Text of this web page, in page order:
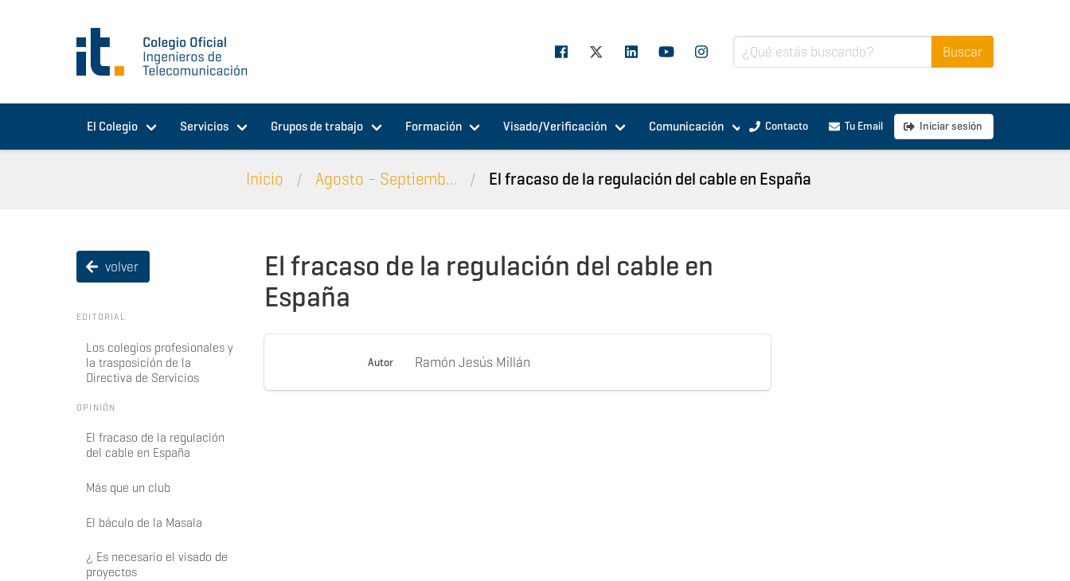
El Colegio Servicios Grupos de trabajo Formación Visado/Verificación Comunicación Contacto Tu Email Iniciar sesión
Inicio Agosto - Septiemb... El fracaso de la regulación del cable en España
volver
EDITORIAL
Los colegios profesionales y
la trasposición de la
Directiva de Servicios
OPINIÓN
El fracaso de la regulación
del cable en España
Más que un club
El báculo de la Masala
¿ Es necesario el visado de
proyectos
El fracaso de la regulación del cable en
España
Autor Ramón Jesús Millán